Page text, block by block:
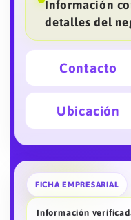
Información
detalles del
Contacto
Ubicación
FICHA EMPRESARIAL
Información